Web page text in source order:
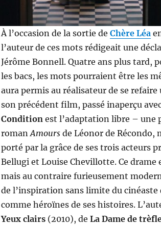
À l’occasion de la sortie de Chère Léa
l’auteur de ces mots rédigeait une
Jérôme Bonnell. Quatre ans plus tard,
les bacs, les mots pourraient être les
aura permis au réalisateur de se refaire
son précédent film, passé inaperçu
Conditionest l’adaptation libre – une
romanAmoursde Léonor de Récondo,
porté par la grâce de ses trois acteurs
Bellugi et Louise Chevillotte. Ce drame
mais au contraire furieusement
de l’inspiration sans limite du
comme héroïnes de ses histoires.
Yeux clairs(2010), de La Dame de